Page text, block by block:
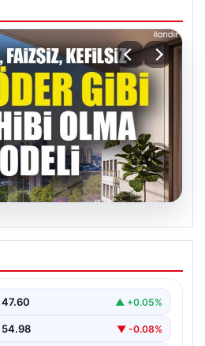
ilk! Emlak Konut
kendi
47.60 ▲ +0.05%
54.98 ▼ -0.08%